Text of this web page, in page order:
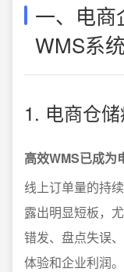
一、电商
WMS系统
1. 电商仓
高效WMS已成为
线上订单量的持
露出明显短板，
错发、盘点失误
体验和企业利润